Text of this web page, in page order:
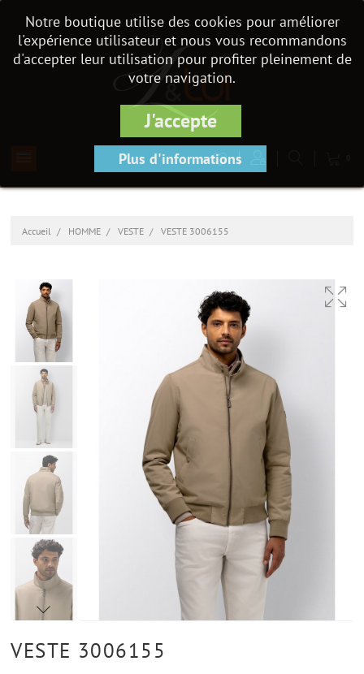
Notre boutique utilise des cookies pour améliorer
l'expérience utilisateur et nous vous recommandons
d'accepter leur utilisation pour profiter pleinement de
votre navigation.
J'accepte
Plus d'informations
Accueil HOMME VESTE VESTE 3006155
VESTE 3006155